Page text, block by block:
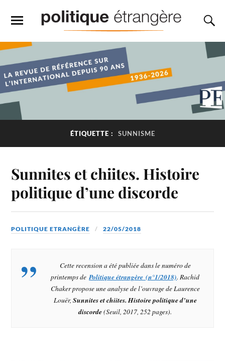
ÉTIQUETTE : SUNNISME
Sunnites et chiites. Histoire
politique d’une discorde
POLITIQUE ETRANGÈRE 22/05/2018
Cette recension a été publiée dans le numéro de
printemps dePolitique étrangère (n°1/2018). Rachid
Chaker propose une analyse de l’ouvrage de Laurence
Louër, Sunnites et chiites. Histoire politique d’une
discorde(Seuil, 2017, 252 pages).